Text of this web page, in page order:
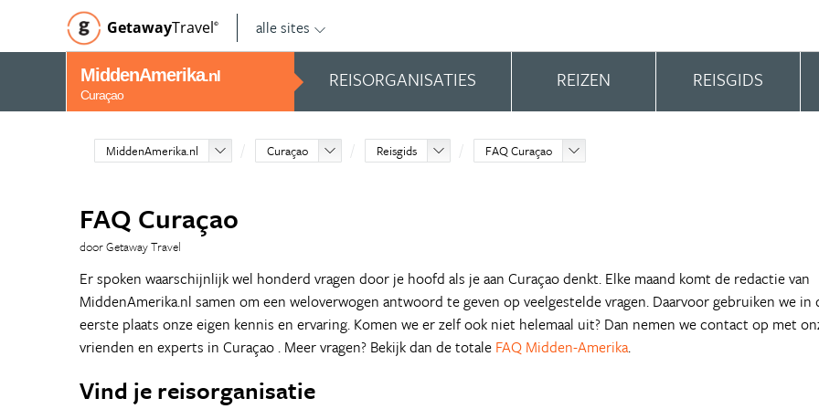
GetawayTravel© alle sites
MiddenAmerika.nl
Curaçao
REISORGANISATIES REIZEN REISGIDS
MiddenAmerika.nl Curaçao Reisgids FAQ Curaçao
FAQ Curaçao
door Getaway Travel
Er spoken waarschijnlijk wel honderd vragen door je hoofd als je aan Curaçao denkt. Elke maand komt de redactie van
MiddenAmerika.nl samen om een weloverwogen antwoord te geven op veelgestelde vragen. Daarvoor gebruiken we in
eerste plaats onze eigen kennis en ervaring. Komen we er zelf ook niet helemaal uit? Dan nemen we contact op met
vrienden en experts in Curaçao . Meer vragen? Bekijk dan de totale FAQ Midden-Amerika.
Vind je reisorganisatie